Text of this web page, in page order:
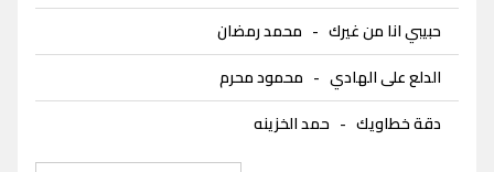
حبيبي انا من غيرك - محمد رمضان
الدلع على الهادي - محمود محرم
دقة خطاويك - حمد الخزينه